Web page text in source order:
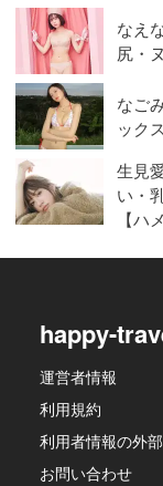
なえ
尻・
なご
ック
生見
い・
【ハ
happy-
運営者情報
利用規約
利用者情報の外
お問い合わせ